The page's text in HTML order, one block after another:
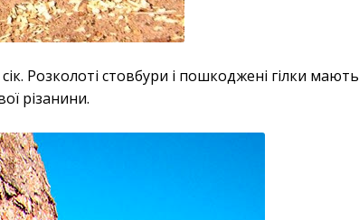
Розколоті стовбури і пошкоджені гілки мають
різанини.